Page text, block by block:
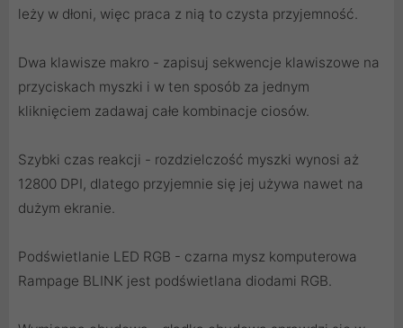
leży w dłoni, więc praca z nią to czysta przyjemność.
Dwa klawisze makro - zapisuj sekwencje klawiszowe na
przyciskach myszki i w ten sposób za jednym
kliknięciem zadawaj całe kombinacje ciosów.
Szybki czas reakcji - rozdzielczość myszki wynosi aż
12800 DPI, dlatego przyjemnie się jej używa nawet na
dużym ekranie.
Podświetlanie LED RGB - czarna mysz komputerowa
Rampage BLINK jest podświetlana diodami RGB.